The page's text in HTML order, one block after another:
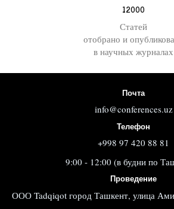
12000
Статей
отобрано и
в научных журналах
Почта
info@conferences.uz
Телефон
+998 97 420 88 81
9:00 - 12:00 (в будни по
Проведение
ООО Tadqiqot город Ташкент, улица